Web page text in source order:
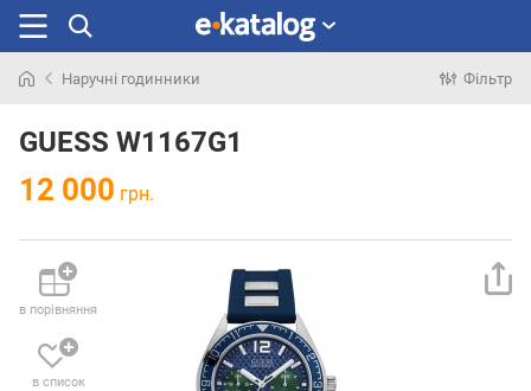
раніше
Наручні годинники Фільтр
GUESS W1167G1
12 000 грн.
в порівняння
в список